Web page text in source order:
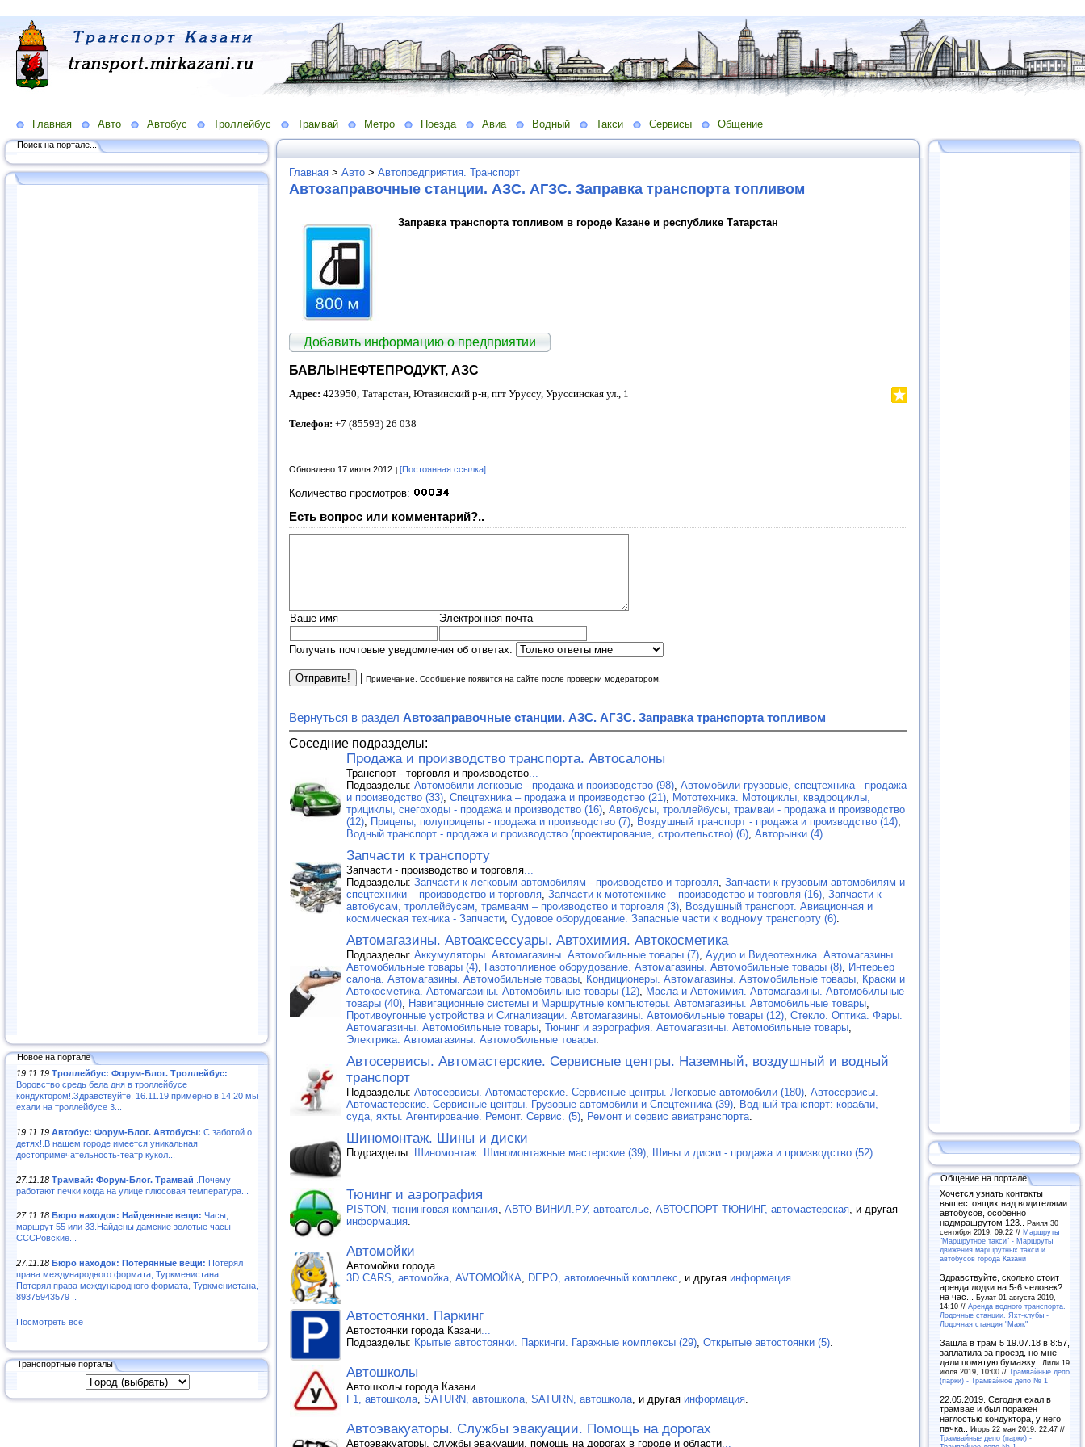
Главная Авто Автобус Троллейбус Трамвай Метро Поезда Авиа Водный Такси Сервисы Общение
Поиск на портале...
Новое на портале
19.11.19 Троллейбус: Форум-Блог. Троллейбус:
Воровство средь бела дня в троллейбусе
кондуктором!.Здравствуйте. 16.11.19 примерно в 14:20 мы
ехали на троллейбусе 3...
19.11.19 Автобус: Форум-Блог. Автобусы: С заботой о
детях!.В нашем городе имеется уникальная
достопримечательность-театр кукол...
27.11.18 Трамвай: Форум-Блог. Трамвай .Почему
работают печки когда на улице плюсовая температура...
27.11.18 Бюро находок: Найденные вещи: Часы,
маршрут 55 или 33.Найдены дамские золотые часы
СССРовские...
27.11.18 Бюро находок: Потерянные вещи: Потерял
права международного формата, Туркменистана .
Потерял права международного формата, Туркменистана,
89375943579 ..
Посмотреть все
Транспортные порталы
Главная > Авто > Автопредприятия. Транспорт
Автозаправочные станции. АЗС. АГЗС. Заправка транспорта топливом
Заправка транспорта топливом в городе Казане и республике Татарстан
Добавить информацию о предприятии
БАВЛЫНЕФТЕПРОДУКТ, АЗС
Адрес: 423950, Татарстан, Ютазинский р-н, пгт Урусcу, Уруссинская ул., 1
Телефон: +7 (85593) 26 038
Обновлено 17 июля 2012 [Постоянная ссылка]
Количество просмотров:
Есть вопрос или комментарий?..
Ваше имя Электронная почта
Получать почтовые уведомления об ответах:
Примечание. Сообщение появится на сайте после проверки модератором.
Вернуться в раздел Автозаправочные станции. АЗС. АГЗС. Заправка транспорта топливом
Соседние подразделы:
Продажа и производство транспорта. Автосалоны
Транспорт - торговля и производство...
Подразделы: Автомобили легковые - продажа и производство (98), Автомобили грузовые, спецтехника - продажа
и производство (33), Спецтехника – продажа и производство (21), Мототехника. Мотоциклы, квадроциклы,
трициклы, снегоходы - продажа и производство (16), Автобусы, троллейбусы, трамваи - продажа и производство
(12), Прицепы, полуприцепы - продажа и производство (7), Воздушный транспорт - продажа и производство (14),
Водный транспорт - продажа и производство (проектирование, строительство) (6), Авторынки (4).
Запчасти к транспорту
Запчасти - производство и торговля...
Подразделы: Запчасти к легковым автомобилям - производство и торговля, Запчасти к грузовым автомобилям и
спецтехники – производство и торговля, Запчасти к мототехнике – производство и торговля (16), Запчасти к
автобусам, троллейбусам, трамваям – производство и торговля (3), Воздушный транспорт. Авиационная и
космическая техника - Запчасти, Судовое оборудование. Запасные части к водному транспорту (6).
Автомагазины. Автоаксессуары. Автохимия. Автокосметика
Подразделы: Аккумуляторы. Автомагазины. Автомобильные товары (7), Аудио и Видеотехника. Автомагазины.
Автомобильные товары (4), Газотопливное оборудование. Автомагазины. Автомобильные товары (8), Интерьер
салона. Автомагазины. Автомобильные товары, Кондиционеры. Автомагазины. Автомобильные товары, Краски и
Автокосметика. Автомагазины. Автомобильные товары (12), Масла и Автохимия. Автомагазины. Автомобильные
товары (40), Навигационные системы и Маршрутные компьютеры. Автомагазины. Автомобильные товары,
Противоугонные устройства и Сигнализации. Автомагазины. Автомобильные товары (12), Cтекло. Оптика. Фары.
Автомагазины. Автомобильные товары, Тюнинг и аэрография. Автомагазины. Автомобильные товары,
Электрика. Автомагазины. Автомобильные товары.
Автосервисы. Автомастерские. Сервисные центры. Наземный, воздушный и водный
транспорт
Подразделы: Автосервисы. Автомастерские. Сервисные центры. Легковые автомобили (180), Автосервисы.
Автомастерские. Сервисные центры. Грузовые автомобили и Спецтехника (39), Водный транспорт: корабли,
суда, яхты. Агентирование. Ремонт. Сервис. (5), Ремонт и сервис авиатранспорта.
Шиномонтаж. Шины и диски
Подразделы: Шиномонтаж. Шиномонтажные мастерские (39), Шины и диски - продажа и производство (52).
Тюнинг и аэрография
PISTON, тюнинговая компания, АВТО-ВИНИЛ.РУ, автоателье, АВТОСПОРТ-ТЮНИНГ, автомастерская, и другая
информация.
Автомойки
Автомойки города...
3D.CARS, автомойка, AVTOМОЙКА, DEPO, автомоечный комплекс, и другая информация.
Автостоянки. Паркинг
Автостоянки города Казани...
Подразделы: Крытые автостоянки. Паркинги. Гаражные комплексы (29), Открытые автостоянки (5).
Автошколы
Автошколы города Казани...
F1, автошкола, SATURN, автошкола, SATURN, автошкола, и другая информация.
Автоэвакуаторы. Службы эвакуации. Помощь на дорогах
Автоэвакуаторы, службы эвакуации, помощь на дорогах в городе и области...
Общение на портале
Хочется узнать контакты
вышестоящих над водителями
автобусов, особенно
надмрашрутом 123.. Раиля 30
сентября 2019, 09:22 // Маршруты
"Маршрутное такси" - Маршруты
движения маршрутных такси и
автобусов города Казани
Здравствуйте, сколько стоит
аренда лодки на 5-6 человек?
на час... Булат 01 августа 2019,
14:10 // Аренда водного транспорта.
Лодочные станции. Яхт-клубы -
Лодочная станция "Маяк"
Зашла в трам 5 19.07.18 в 8:57,
заплатила за проезд, но мне
дали помятую бумажку..
Лили 19
июля 2019, 10:00 // Трамвайные депо
(парки) - Трамвайное депо № 1
22.05.2019. Сегодня ехал в
трамвае и был поражен
наглостью кондуктора, у него
пачка.. Игорь 22 мая 2019, 22:47 //
Трамвайные депо (парки) -